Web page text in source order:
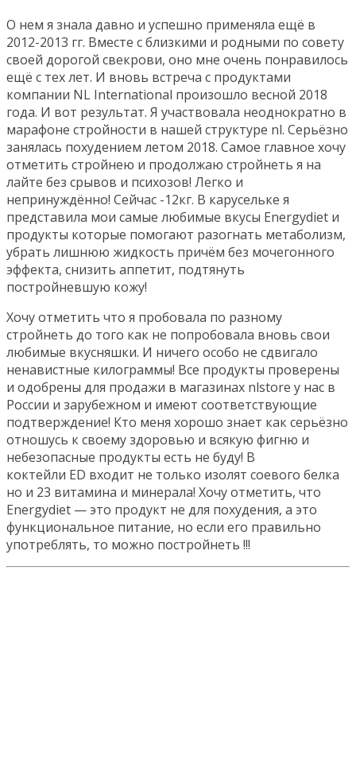
О нем я знала давно и успешно применяла ещё в
2012-2013 гг. Вместе с близкими и родными по совету
своей дорогой свекрови, оно мне очень понравилось
ещё с тех лет. И вновь встреча с продуктами
компании NL International произошло весной 2018
года. И вот результат. Я участвовала неоднократно в
марафоне стройности в нашей структуре nl. Серьёзно
занялась похудением летом 2018. Самое главное хочу
отметить стройнею и продолжаю стройнеть я на
лайте без срывов и психозов! Легко и
непринуждённо! Сейчас -12кг. В карусельке я
представила мои самые любимые вкусы Energydiet и
продукты которые помогают разогнать метаболизм,
убрать лишнюю жидкость причём без мочегонного
эффекта, снизить аппетит, подтянуть
постройневшую кожу!
Хочу отметить что я пробовала по разному
стройнеть до того как не попробовала вновь свои
любимые вкусняшки. И ничего особо не сдвигало
ненавистные килограммы! Все продукты проверены
и одобрены для продажи в магазинах nlstore у нас в
России и зарубежном и имеют соответствующие
подтверждение! Кто меня хорошо знает как серьёзно
отношусь к своему здоровью и всякую фигню и
небезопасные продукты есть не буду! В
коктейли ED входит не только изолят соевого белка
но и 23 витамина и минерала! Хочу отметить, что
Energydiet — это продукт не для похудения, а это
функциональное питание, но если его правильно
употреблять, то можно постройнеть !!!